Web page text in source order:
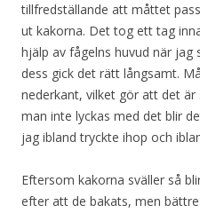
tillfredställande att måttet
ut kakorna. Det tog ett tag
hjälp av fågelns huvud när jag
dess gick det rätt långsamt.
nederkant, vilket gör att det
man inte lyckas med det blir
jag ibland tryckte ihop och
Eftersom kakorna sväller så
efter att de bakats, men